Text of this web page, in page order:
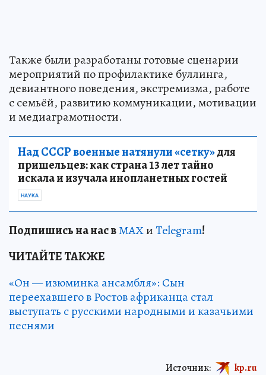
Также были разработаны готовые сценарии
мероприятий по профилактике буллинга,
девиантного поведения, экстремизма, работе
с семьёй, развитию коммуникации, мотивации
и медиаграмотности.
Над СССР военные натянули «сетку»для
пришельцев: как страна 13 лет тайно
искала и изучала инопланетных гостей
НАУКА
Подпишись на нас вМАХиTelegram!
ЧИТАЙТЕ ТАКЖЕ
«Он — изюминка ансамбля»: Сын
переехавшего в Ростов африканца стал
выступать с русскими народными и казачьими
песнями
Источник: kp.ru